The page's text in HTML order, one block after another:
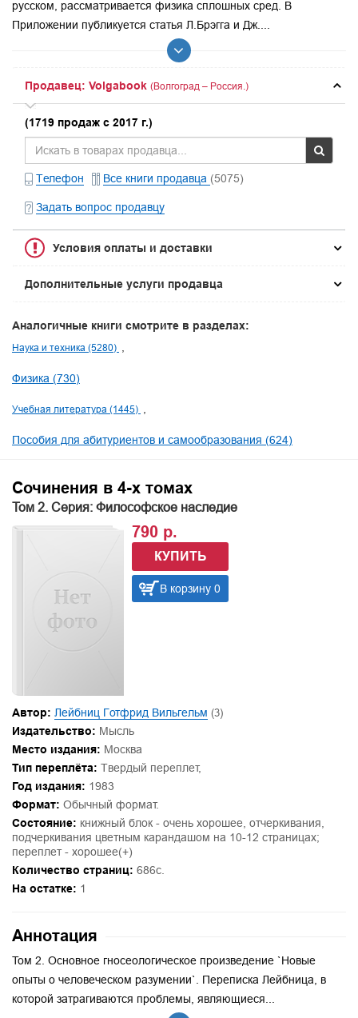
русском, рассматривается физика сплошных сред. В
Приложении публикуется статья Л.Брэгга и Дж....
Продавец: Volgabook (Волгоград – Россия.)
(1719 продаж с 2017 г.)
Телефон Все книги продавца (5075)
Задать вопрос продавцу
Условия оплаты и доставки
Дополнительные услуги продавца
Аналогичные книги смотрите в разделах:
Наука и техника (5280)
Физика (730)
Учебная литература (1445)
Пособия для абитуриентов и самообразования (624)
Сочинения в 4-х томах
Том 2. Серия: Философское наследие
790 р.
КУПИТЬ
В корзину 0
Автор: Лейбниц Готфрид Вильгельм (3)
Издательство: Мысль
Место издания: Москва
Тип переплёта: Твердый переплет,
Год издания: 1983
Формат: Обычный формат.
Состояние: книжный блок - очень хорошее, отчеркивания,
подчеркивания цветным карандашом на 10-12 страницах;
переплет - хорошее(+)
Количество страниц: 686с.
На остатке: 1
Аннотация
Том 2. Основное гносеологическое произведение `Новые
опыты о человеческом разумении`. Переписка Лейбница, в
которой затрагиваются проблемы, являющиеся...